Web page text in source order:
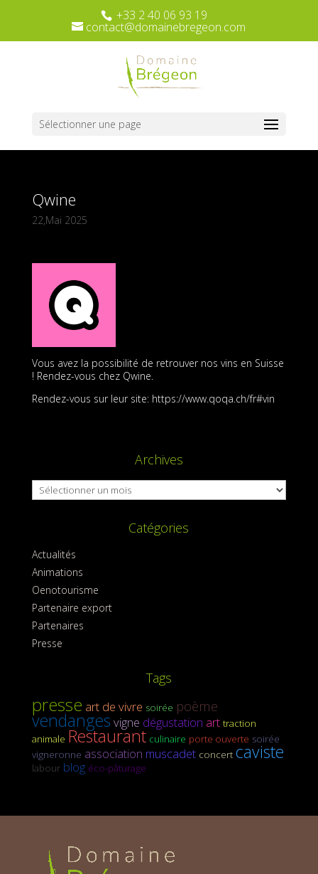
+33 2 40 06 93 19
contact@domainebregeon.com
Sélectionner une page
Qwine
22,Mai 2025
Vous avez la possibilité de retrouver nos vins en Suisse
! Rendez-vous chez Qwine.
Rendez-vous sur leur site: https://www.qoqa.ch/fr#vin
Archives
Archives
Catégories
Actualités
Animations
Oenotourisme
Partenaire export
Partenaires
Presse
Tags
presse art de vivre soirée poème
vendanges vigne dégustation art traction
animale Restaurant culinaire porte ouverte soirée
vigneronne association muscadet concert caviste
labour blog éco-pâturage